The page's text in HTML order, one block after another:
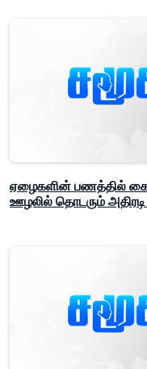
ஏழைகளின் பணத்தில்
ஊழலில் தொடரும்